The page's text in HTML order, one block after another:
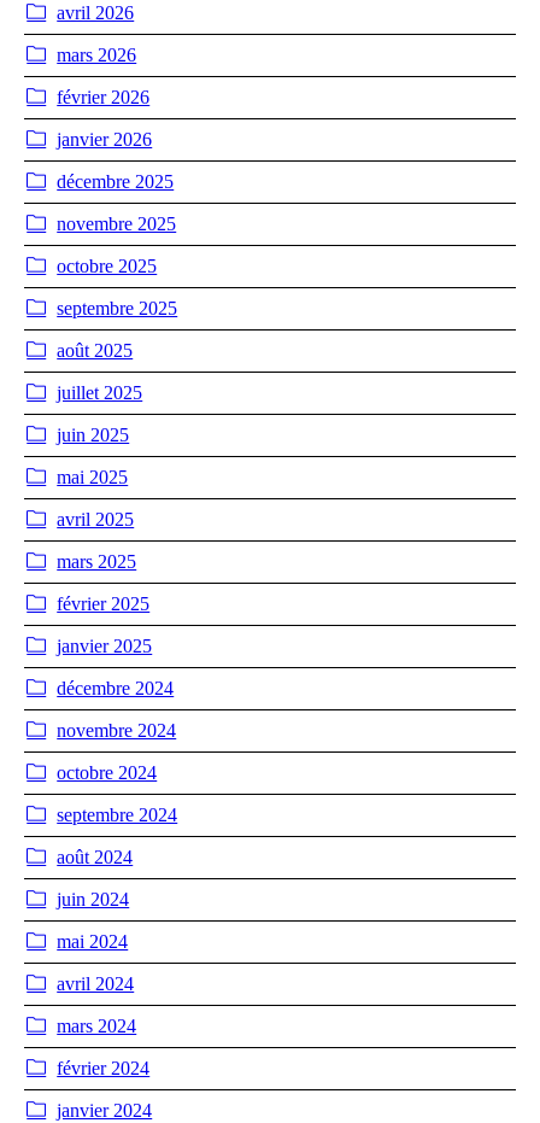
avril 2026
mars 2026
février 2026
janvier 2026
décembre 2025
novembre 2025
octobre 2025
septembre 2025
août 2025
juillet 2025
juin 2025
mai 2025
avril 2025
mars 2025
février 2025
janvier 2025
décembre 2024
novembre 2024
octobre 2024
septembre 2024
août 2024
juin 2024
mai 2024
avril 2024
mars 2024
février 2024
janvier 2024